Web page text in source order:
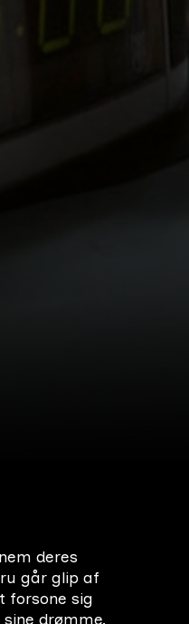
deres
går glip af
forsone sig
drømme.